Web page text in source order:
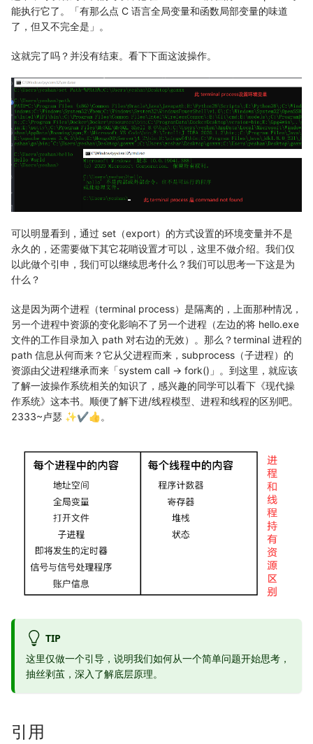
能执行它了。「有那么点 C 语言全局变量和函数局部变量的味道
了，但又不完全是」。
这就完了吗？并没有结束。看下下面这波操作。
可以明显看到，通过 set（export）的方式设置的环境变量并不是
永久的，还需要做下其它花哨设置才可以，这里不做介绍。我们仅
以此做个引申，我们可以继续思考什么？我们可以思考一下这是为
什么？
这是因为两个进程（terminal process）是隔离的，上面那种情况，
另一个进程中资源的变化影响不了另一个进程（左边的将 hello.exe
文件的工作目录加入 path 对右边的无效）。那么？terminal 进程的
path 信息从何而来？它从父进程而来，subprocess（子进程）的
资源由父进程继承而来「system call -> fork()」。到这里，就应该
了解一波操作系统相关的知识了，感兴趣的同学可以看下《现代操
作系统》这本书。顺便了解下进/线程模型、进程和线程的区别吧。
2333~卢瑟 ✨✔👍。
TIP
这里仅做一个引导，说明我们如何从一个简单问题开始思考，
抽丝剥茧，深入了解底层原理。
引用